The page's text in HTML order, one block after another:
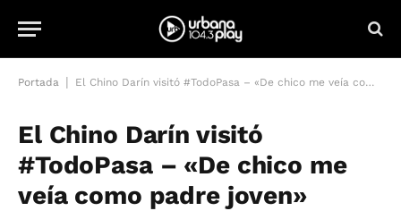
Portada El Chino Darín visitó #TodoPasa – «De chico me veía como padre joven»
El Chino Darín visitó
#TodoPasa – «De chico me
veía como padre joven»